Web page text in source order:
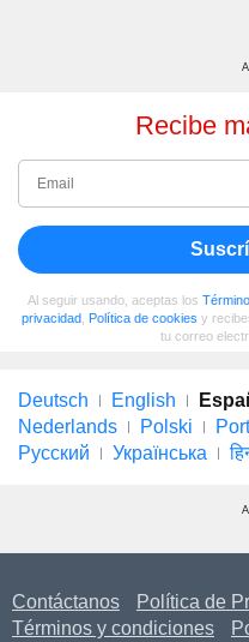
Recibe
Al seguir usando, aceptas los
privacidad, Política de cookies y
tu correo
Deutsch English
Nederlands
Polski
Русский
Українська
Contáctanos
Política de
Términos y condiciones